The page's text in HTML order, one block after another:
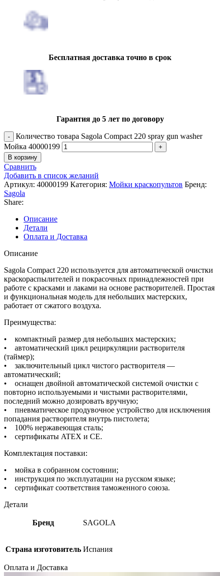
Бесплатная доставка точно в срок
Гарантия до 5 лет по договору
Количество товара Sagola Compact 220 spray gun washer
Мойка 40000199
В корзину
Сравнить
Добавить в список желаний
Артикул: 40000199 Категория: Мойки краскопультов Бренд:
Sagola
Share:
Описание
Детали
Оплата и Доставка
Описание
Sagola Compact 220 используется для автоматической очистки
краскораспылителей и покрасочных принадлежностей при
работе с красками и лаками на основе растворителей. Простая
и функциональная модель для небольших мастерских,
работает от сжатого воздуха.
Преимущества:
• компактный размер для небольших мастерских;
• автоматический цикл рециркуляции растворителя
(таймер);
• заключительный цикл чистого растворителя —
автоматический;
• оснащен двойной автоматической системой очистки с
повторно используемыми и чистыми растворителями,
последний можно дозировать вручную;
• пневматическое продувочное устройство для исключения
попадания растворителя внутрь пистолета;
• 100% нержавеющая сталь;
• сертификаты ATEX и СЕ.
Комплектация поставки:
• мойка в собранном состоянии;
• инструкция по эксплуатации на русском языке;
• сертификат соответствия таможенного союза.
Детали
Бренд SAGOLA
Страна изготовитель Испания
Оплата и Доставка